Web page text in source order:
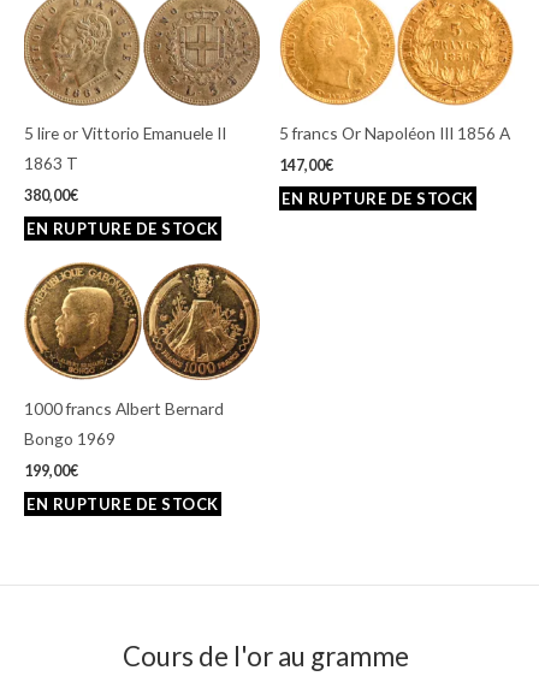
5 lire or Vittorio Emanuele II
1863 T
380,00€
5 francs Or Napoléon III 1856 A
147,00€
1000 francs Albert Bernard
Bongo 1969
199,00€
Cours de l'or au gramme